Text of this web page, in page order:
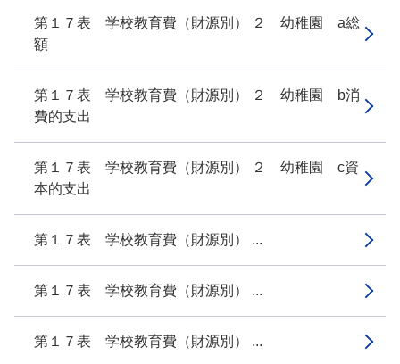
第１７表 学校教育費（財源別） ２ 幼稚園 a総
額
第１７表 学校教育費（財源別） ２ 幼稚園 b消
費的支出
第１７表 学校教育費（財源別） ２ 幼稚園 c資
本的支出
第１７表 学校教育費（財源別） ...
第１７表 学校教育費（財源別） ...
第１７表 学校教育費（財源別） ...